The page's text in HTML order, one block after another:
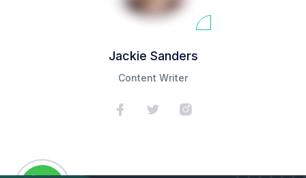
Jackie Sanders
Content Writer